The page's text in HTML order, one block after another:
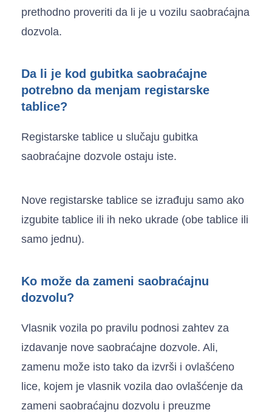
prethodno proveriti da li je u vozilu saobraćajna
dozvola.
Da li je kod gubitka saobraćajne
potrebno da menjam registarske
tablice?
Registarske tablice u slučaju gubitka
saobraćajne dozvole ostaju iste.
Nove registarske tablice se izrađuju samo ako
izgubite tablice ili ih neko ukrade (obe tablice ili
samo jednu).
Ko može da zameni saobraćajnu
dozvolu?
Vlasnik vozila po pravilu podnosi zahtev za
izdavanje nove saobraćajne dozvole. Ali,
zamenu može isto tako da izvrši i ovlašćeno
lice, kojem je vlasnik vozila dao ovlašćenje da
zameni saobraćajnu dozvolu i preuzme